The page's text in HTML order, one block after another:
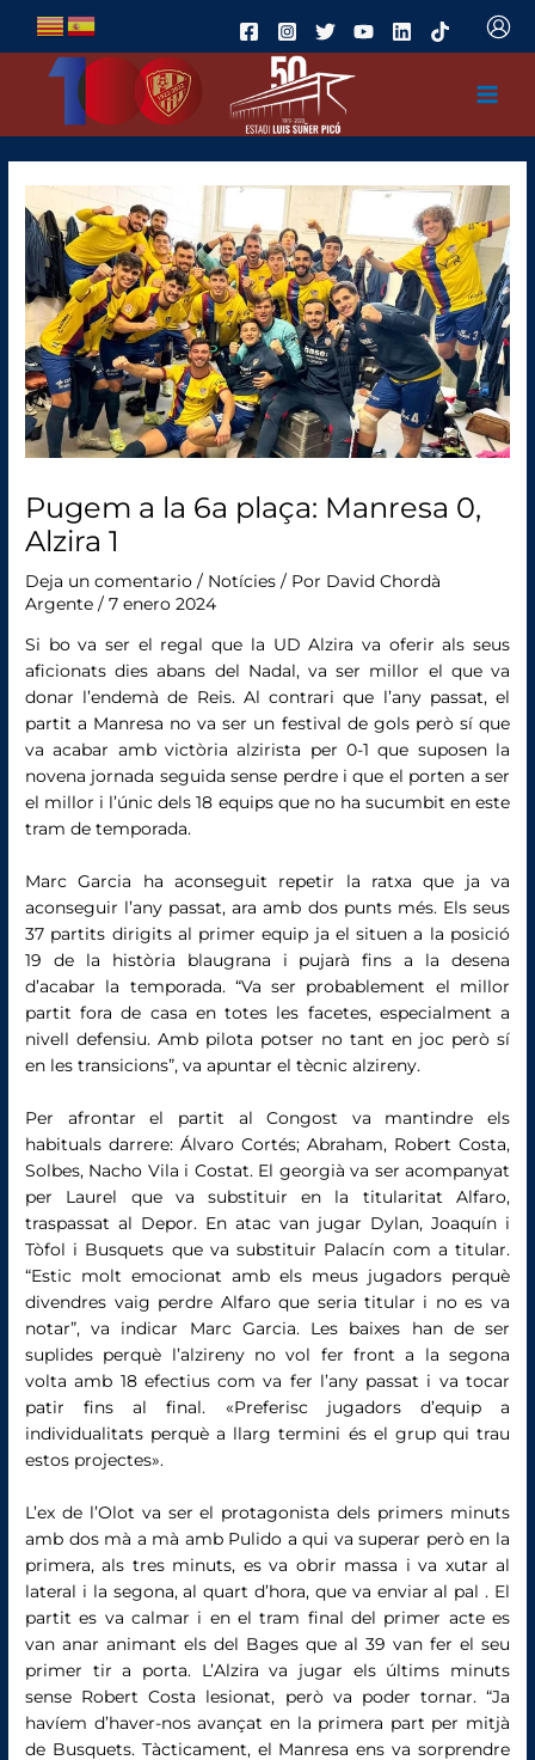
contenido
Pugem a la 6a plaça: Manresa 0,
Alzira 1
Deja un comentario / Notícies / Por David Chordà
Argente/7 enero 2024
Si bo va ser el regal que la UD Alzira va oferir als seus
aficionats dies abans del Nadal, va ser millor el que va
donar l’endemà de Reis. Al contrari que l’any passat, el
partit a Manresa no va ser un festival de gols però sí que
va acabar amb victòria alzirista per 0-1 que suposen la
novena jornada seguida sense perdre i que el porten a ser
el millor i l’únic dels 18 equips que no ha sucumbit en este
tram de temporada.
Marc Garcia ha aconseguit repetir la ratxa que ja va
aconseguir l’any passat, ara amb dos punts més. Els seus
37 partits dirigits al primer equip ja el situen a la posició
19 de la història blaugrana i pujarà fins a la desena
d’acabar la temporada. “Va ser probablement el millor
partit fora de casa en totes les facetes, especialment a
nivell defensiu. Amb pilota potser no tant en joc però sí
en les transicions”, va apuntar el tècnic alzireny.
Per afrontar el partit al Congost va mantindre els
habituals darrere: Álvaro Cortés; Abraham, Robert Costa,
Solbes, Nacho Vila i Costat. El georgià va ser acompanyat
per Laurel que va substituir en la titularitat Alfaro,
traspassat al Depor. En atac van jugar Dylan, Joaquín i
Tòfol i Busquets que va substituir Palacín com a titular.
“Estic molt emocionat amb els meus jugadors perquè
divendres vaig perdre Alfaro que seria titular i no es va
notar”, va indicar Marc Garcia. Les baixes han de ser
suplides perquè l’alzireny no vol fer front a la segona
volta amb 18 efectius com va fer l’any passat i va tocar
patir fins al final. «Preferisc jugadors d’equip a
individualitats perquè a llarg termini és el grup qui trau
estos projectes».
L’ex de l’Olot va ser el protagonista dels primers minuts
amb dos mà a mà amb Pulido a qui va superar però en la
primera, als tres minuts, es va obrir massa i va xutar al
lateral i la segona, al quart d’hora, que va enviar al pal . El
partit es va calmar i en el tram final del primer acte es
van anar animant els del Bages que al 39 van fer el seu
primer tir a porta. L’Alzira va jugar els últims minuts
sense Robert Costa lesionat, però va poder tornar. “Ja
havíem d’haver-nos avançat en la primera part per mitjà
de Busquets. Tàcticament, el Manresa ens va sorprendre